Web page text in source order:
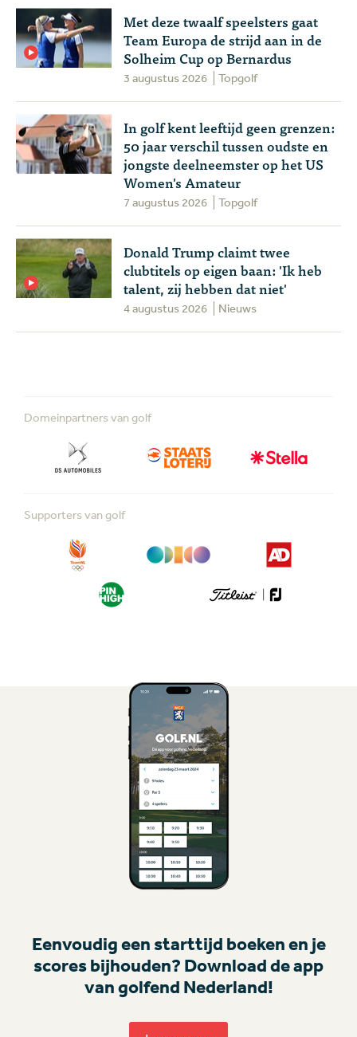
Met deze twaalf speelsters gaat
Team Europa de strijd aan in de
Solheim Cup op Bernardus
3 augustus 2026 Topgolf
In golf kent leeftijd geen grenzen:
50 jaar verschil tussen oudste en
jongste deelneemster op het US
Women's Amateur
7 augustus 2026 Topgolf
Donald Trump claimt twee
clubtitels op eigen baan: 'Ik heb
talent, zij hebben dat niet'
4 augustus 2026 Nieuws
Domeinpartners van golf
Supporters van golf
Eenvoudig een starttijd boeken en je
scores bijhouden? Download de app
van golfend Nederland!